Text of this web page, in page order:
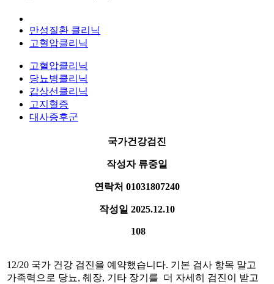
만성질환 클리닉
고혈압클리닉
고혈압클리닉
당뇨병클리닉
갑상선클리닉
고지혈증
대사증후군
국가건강검진
작성자류중일
연락처 01031807240
작성일 2025.12.10
108
12/20 국가 건강 검진을 예약했습니다. 기본 검사 항목 말고
가족력으로 당뇨, 췌장, 기타 장기를 더 자세히 검진이 받고